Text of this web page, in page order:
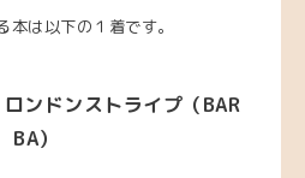
本は以下の１着です。
ンドンストライプ （BAR
BA）